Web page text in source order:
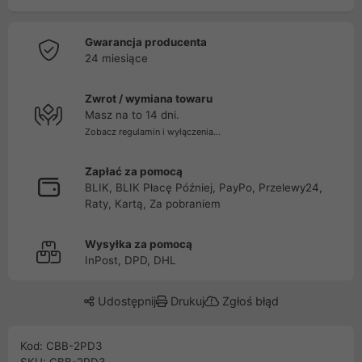
Gwarancja producenta
24 miesiące
Zwrot / wymiana towaru
Masz na to 14 dni.
Zobacz regulamin i wyłączenia...
Zapłać za pomocą
BLIK, BLIK Płacę Później, PayPo, Przelewy24,
Raty, Kartą, Za pobraniem
Wysyłka za pomocą
InPost, DPD, DHL
Udostępnij Drukuj Zgłoś błąd
Kod: CBB-2PD3